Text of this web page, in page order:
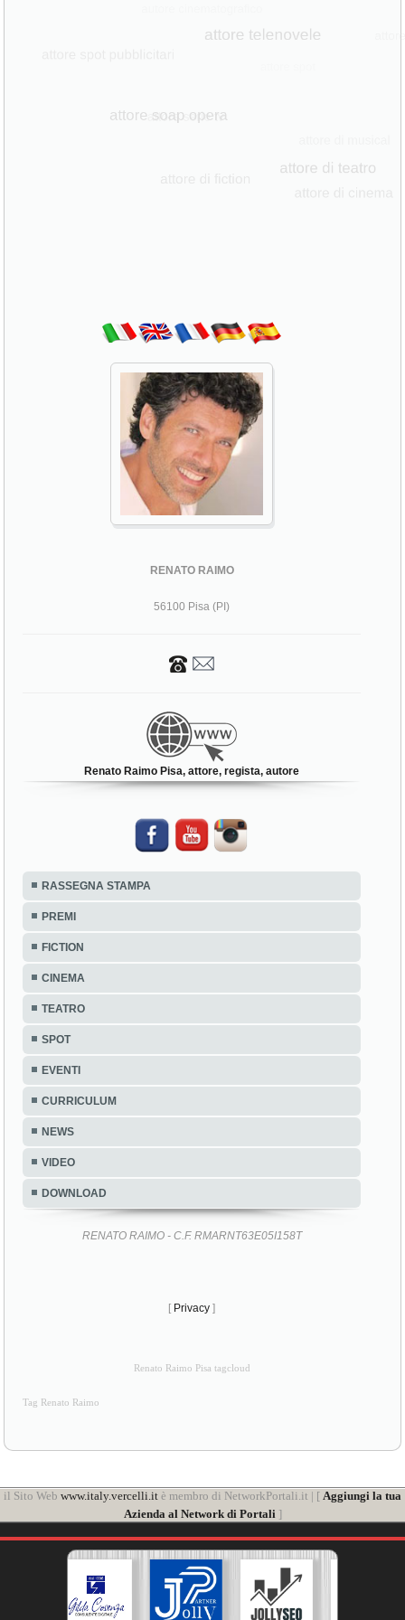
RENATO RAIMO
56100 Pisa (PI)
Renato Raimo Pisa, attore, regista, autore
RASSEGNA STAMPA
PREMI
FICTION
CINEMA
TEATRO
SPOT
EVENTI
CURRICULUM
NEWS
VIDEO
DOWNLOAD
RENATO RAIMO - C.F. RMARNT63E05I158T
[ Privacy ]
Renato Raimo Pisa tagcloud
Tag Renato Raimo
il Sito Web www.italy.vercelli.it è membro di NetworkPortali.it | [ Aggiungi la tua
Azienda al Network di Portali]